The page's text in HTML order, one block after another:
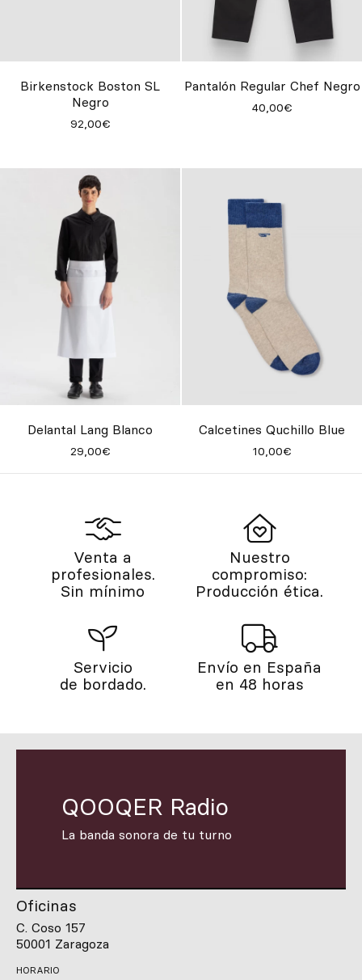
Birkenstock Boston SL
Negro
92,00€
Pantalón Regular Chef Negro
40,00€
Delantal Lang Blanco
29,00€
Calcetines Quchillo Blue
10,00€
Venta a
profesionales.
Sin mínimo
Nuestro
compromiso:
Producción ética.
Servicio
de bordado.
Envío en España
en 48 horas
QOOQER Radio
La banda sonora de tu turno
Oficinas
C. Coso 157
50001 Zaragoza
HORARIO